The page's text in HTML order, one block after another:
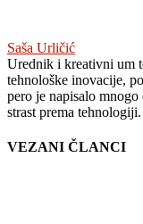
Saša Urličić
Urednik i kreativni um
tehnološke inovacije,
pero je napisalo
strast prema tehnologiji.
VEZANI ČLANCI